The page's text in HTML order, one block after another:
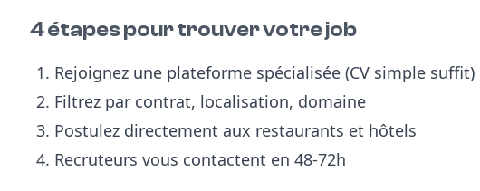
4 étapes pour trouver votre job
Rejoignez une plateforme spécialisée (CV simple suffit)
Filtrez par contrat, localisation, domaine
Postulez directement aux restaurants et hôtels
Recruteurs vous contactent en 48-72h